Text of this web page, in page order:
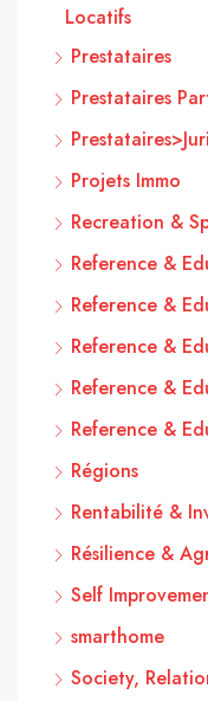
Locatifs
Prestataires
Prestataires
Projets Immo
Recreation &
Reference &
Reference &
Reference &
Reference &
Reference &
Régions
Rentabilité &
Résilience &
Self
smarthome
Society,